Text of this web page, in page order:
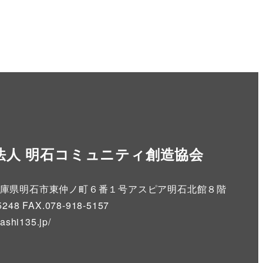
人 明石コミュニティ創造協会
県明石市東仲ノ町６番１号アスピア明石北館８階
FAX.078-918-5157
/